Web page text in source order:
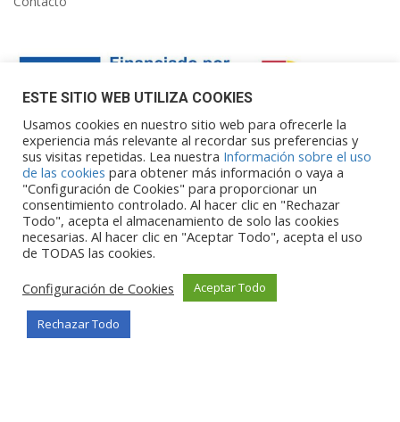
Financiado por la Unión Europea – NextGenerationEU. Sin
embargo, los puntos de vista y las
opiniones expresadas son únicamente los del autor o autores y
no reflejan necesariamente los de
la Unión Europea o la Comisión Europea. Ni la Unión Europea ni
la Comisión Europea pueden ser
consideradas responsables de las mismas.
ESTE SITIO WEB UTILIZA COOKIES
Usamos cookies en nuestro sitio web para ofrecerle la
experiencia más relevante al recordar sus preferencias y
sus visitas repetidas. Lea nuestra Información sobre el uso
de las cookies para obtener más información o vaya a
"Configuración de Cookies" para proporcionar un
consentimiento controlado. Al hacer clic en "Rechazar
Todo", acepta el almacenamiento de solo las cookies
necesarias. Al hacer clic en "Aceptar Todo", acepta el uso
de TODAS las cookies.
Configuración de Cookies
Aceptar Todo
Rechazar Todo